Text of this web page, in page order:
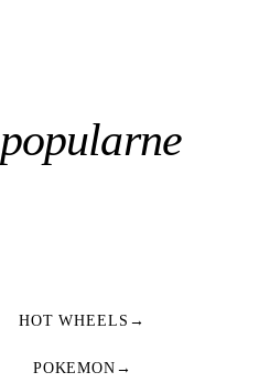
popularne
HOT WHEELS →
POKEMON →